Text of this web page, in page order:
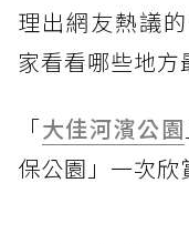
理出網友熱議
家看看哪些地方
「大佳河濱公園
保公園」一次欣